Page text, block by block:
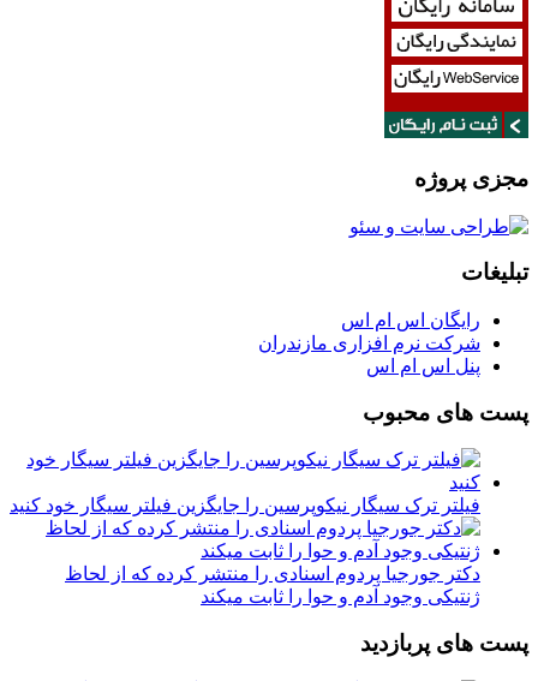
مجزی پروژه
تبلیغات
رایگان اس ام اس
شرکت نرم افزاری مازندران
پنل اس ام اس
پست های محبوب
فیلتر ترک سیگار نیکوپرسین را جایگزین فیلتر سیگار خود کنید
دکتر جورجیا پردوم اسنادی را منتشر کرده که از لحاظ
ژنتیکی وجود آدم و حوا را ثابت میکند
پست های پربازدید